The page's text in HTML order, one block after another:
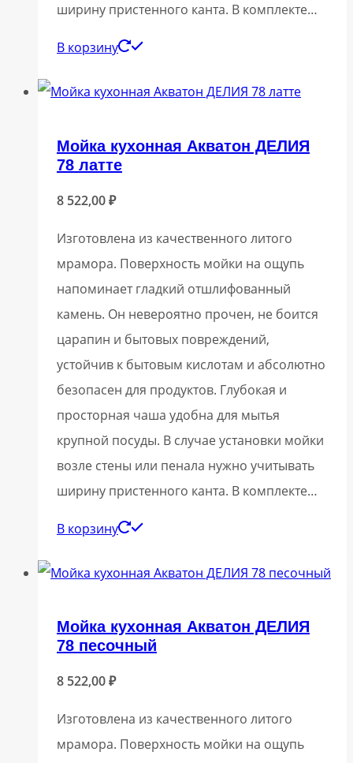
ширину пристенного канта. В комплекте…
В корзину
Мойка кухонная Акватон ДЕЛИЯ
78 латте
8 522,00₽
Изготовлена из качественного литого
мрамора. Поверхность мойки на ощупь
напоминает гладкий отшлифованный
камень. Он невероятно прочен, не боится
царапин и бытовых повреждений,
устойчив к бытовым кислотам и абсолютно
безопасен для продуктов. Глубокая и
просторная чаша удобна для мытья
крупной посуды. В случае установки мойки
возле стены или пенала нужно учитывать
ширину пристенного канта. В комплекте…
В корзину
Мойка кухонная Акватон ДЕЛИЯ
78 песочный
8 522,00₽
Изготовлена из качественного литого
мрамора. Поверхность мойки на ощупь